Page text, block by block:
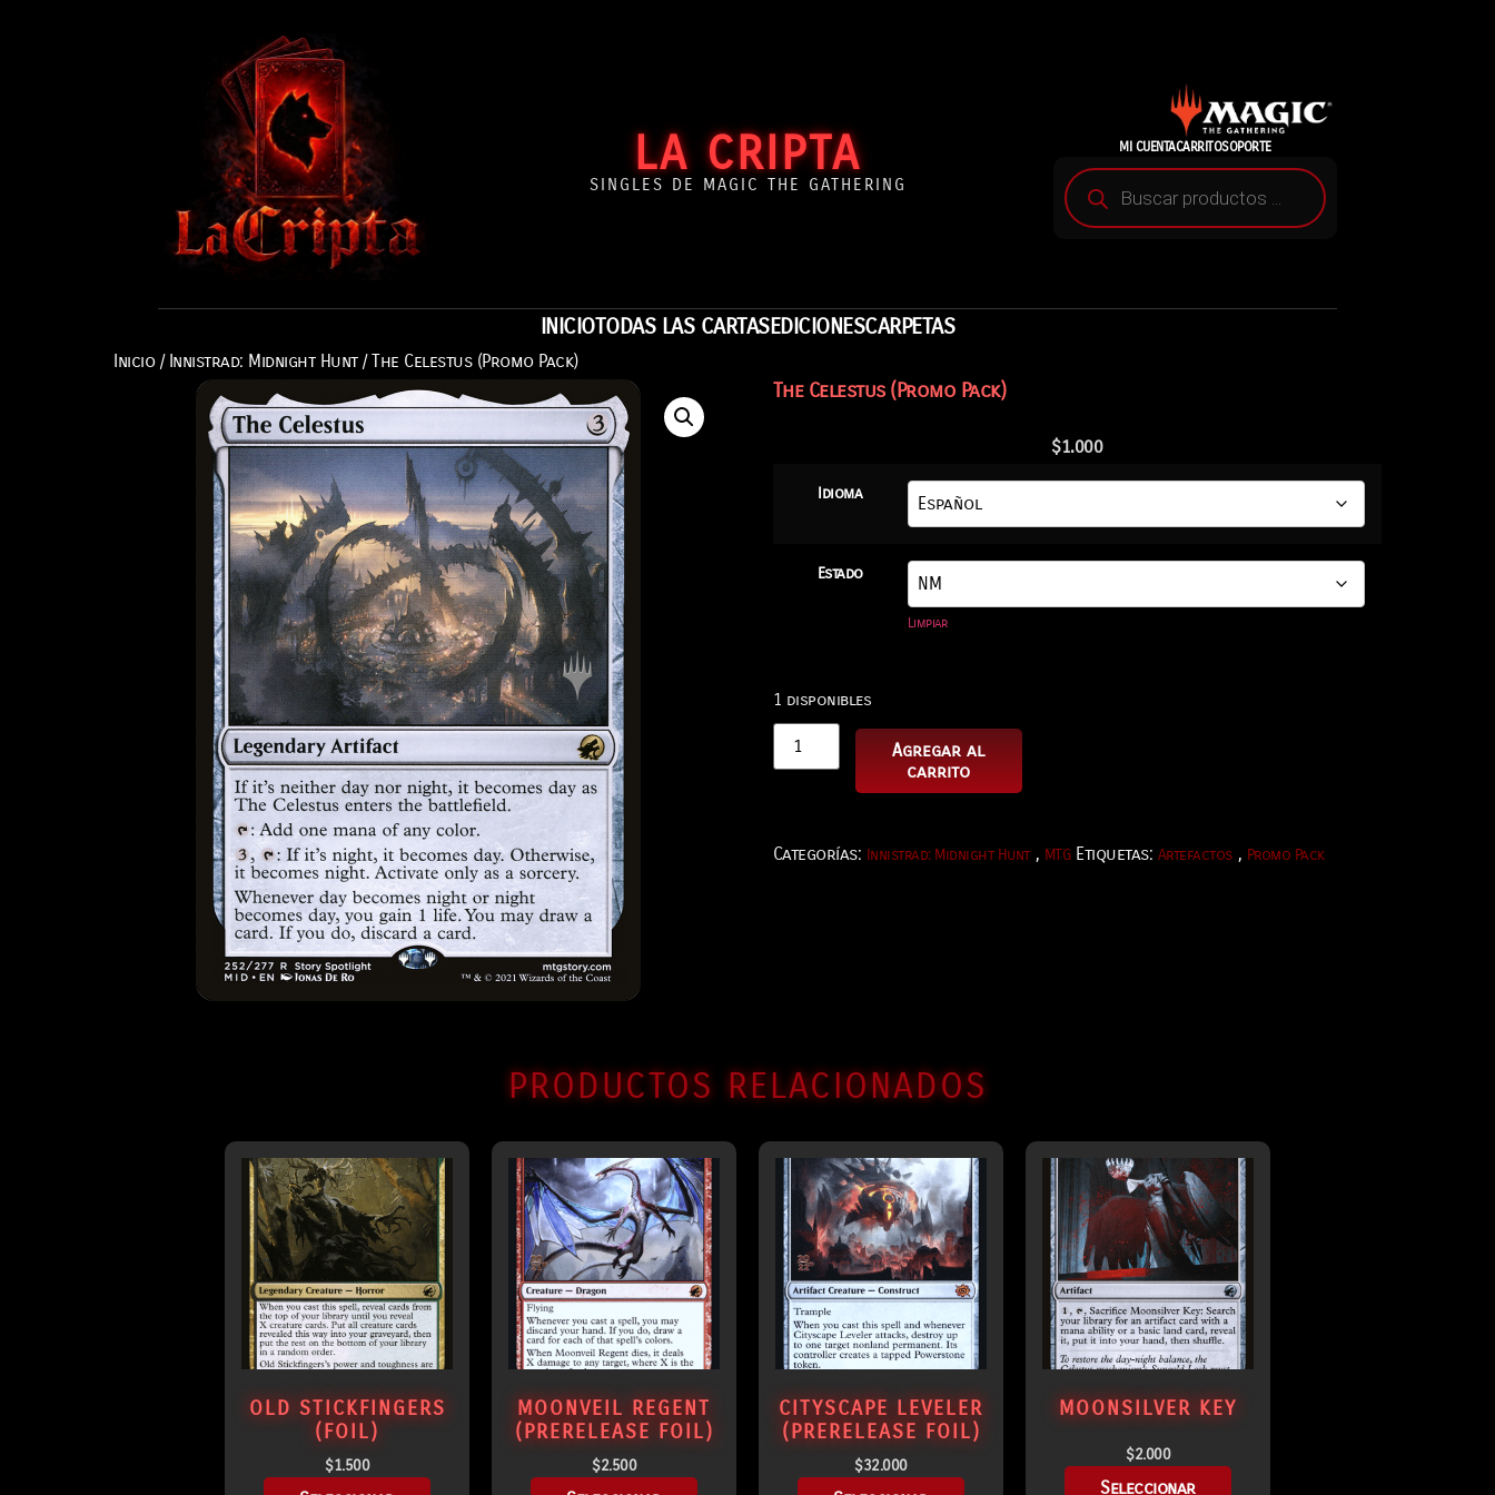
LA CRIPTA
SINGLES DE MAGIC THE GATHERING
MI CUENTACARRITOSOPORTE
INICIOTODAS LAS CARTASEDICIONESCARPETAS
Inicio/ Innistrad: Midnight Hunt/ The Celestus (Promo Pack)
The Celestus (Promo Pack)
$1.000
Idioma
Estado
Limpiar
1 disponibles
Agregar al
carrito
Categorías: Innistrad: Midnight Hunt , MTG Etiquetas: Artefactos , Promo Pack
PRODUCTOS RELACIONADOS
OLD STICKFINGERS
(FOIL)
$1.500
MOONVEIL REGENT
(PRERELEASE FOIL)
$2.500
CITYSCAPE LEVELER
(PRERELEASE FOIL)
$32.000
MOONSILVER KEY
$2.000
Seleccionar